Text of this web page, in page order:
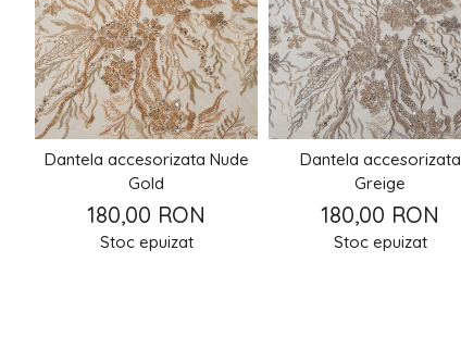
Dantela accesorizata Nude
Gold
180,00 RON
Stoc epuizat
Dantela accesorizata
Greige
180,00 RON
Stoc epuizat